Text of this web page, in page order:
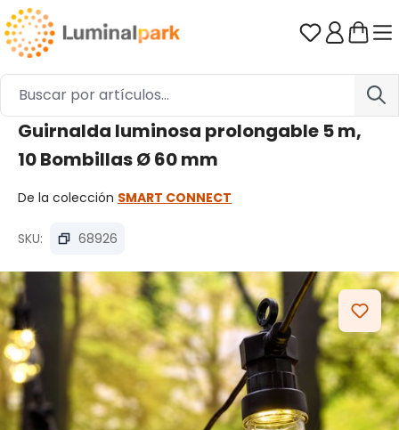
Saltar al contenido principal Tienes 0
Guirnalda luminosa prolongable 5 m,
10 Bombillas Ø 60 mm
De la colección SMART CONNECT
SKU: 68926
Omitir galería de imágenes